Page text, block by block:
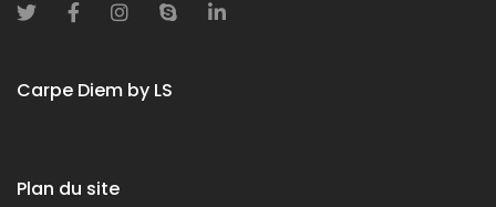
Carpe Diem by LS
Plan du site